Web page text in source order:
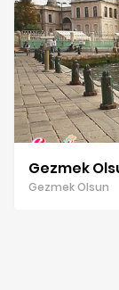
Gezmek
Gezmek Olsun